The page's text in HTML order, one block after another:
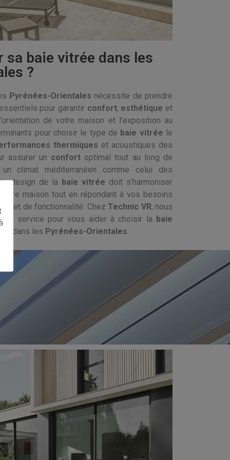
baie vitrée dans les
?
Pyrénées-Orientales nécessite de prendre
pour garantir confort, esthétique et
l’orientation de votre maison et l’exposition au
pour choisir le type de baie vitrée le
thermiques et acoustiques des
assurer un confort optimal tout au long de
un climat méditerranéen comme celui des
design de la baie vitrée doit s’harmoniser
maison tout en répondant à vos besoins
et de fonctionnalité. Chez Technic VR, nous
service pour vous aider à choisir la baie
dans les Pyrénées-Orientales